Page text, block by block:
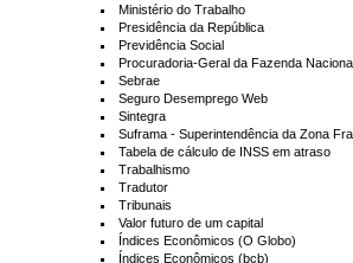
Ministério do Trabalho
Presidência da República
Previdência Social
Procuradoria-Geral da Fazenda
Sebrae
Seguro Desemprego Web
Sintegra
Suframa - Superintendência da Zona
Tabela de cálculo de INSS em atraso
Trabalhismo
Tradutor
Tribunais
Valor futuro de um capital
Índices Econômicos (O Globo)
Índices Econômicos (bcb)